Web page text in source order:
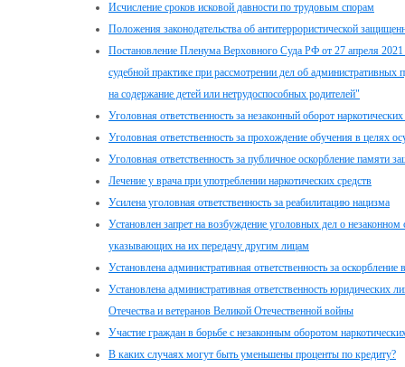
Исчисление сроков исковой давности по трудовым спорам
Положения законодательства об антитеррористической
Постановление Пленума Верховного Суда РФ от 27 апреля
судебной практике при рассмотрении дел об административных
на содержание детей или нетрудоспособных родителей"
Уголовная ответственность за незаконный оборот
Уголовная ответственность за прохождение обучения в целях
Уголовная ответственность за публичное оскорбление памяти
Лечение у врача при употреблении наркотических средств
Усилена уголовная ответственность за реабилитацию нацизма
Установлен запрет на возбуждение уголовных дел о
указывающих на их передачу другим лицам
Установлена административная ответственность за
Установлена административная ответственность юридических
Отечества и ветеранов Великой Отечественной войны
Участие граждан в борьбе с незаконным оборотом
В каких случаях могут быть уменьшены проценты по кредиту?